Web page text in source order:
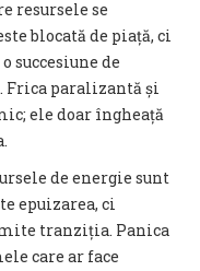
resursele se
blocată de piață, ci
succesiune de
paralizantă și
ele doar îngheață
de energie sunt
epuizarea, ci
tranziția. Panica
care ar face